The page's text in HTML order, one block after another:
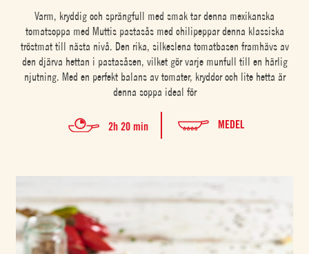
Varm, kryddig och sprängfull med smak tar denna mexikanska
tomatsoppa med Muttis pastasås med chilipeppar denna klassiska
tröstmat till nästa nivå. Den rika, silkeslena tomatbasen framhävs av
den djärva hettan i pastasåsen, vilket gör varje munfull till en härlig
njutning. Med en perfekt balans av tomater, kryddor och lite hetta är
denna soppa ideal för
2h 20 min MEDEL